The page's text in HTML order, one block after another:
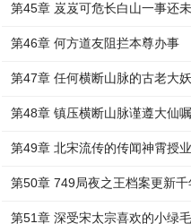
第45章 岌岌可危长白山一事还
第46章 何方道友阻拦本尊办事
第47章 任何横断山脉的古老大
第48章 镇压横断山脉谨遵大仙
第49章 北宋流传的传闻神霄授
第50章 749局夜之王档案更新
第51章 深受宋太宗喜欢的小绿